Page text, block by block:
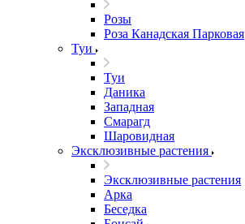
Розы
Роза Канадская Парковая
Туи
Туи
Даника
Западная
Смарагд
Шаровидная
Эксклюзивные растения
Эксклюзивные растения
Арка
Беседка